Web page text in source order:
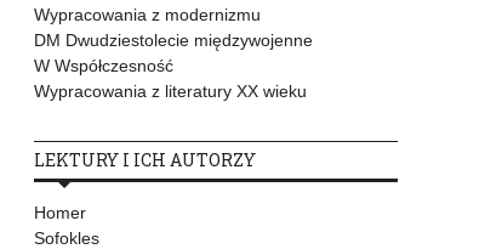
Wypracowania z modernizmu
DM Dwudziestolecie międzywojenne
W Współczesność
Wypracowania z literatury XX wieku
LEKTURY I ICH AUTORZY
Homer
Sofokles